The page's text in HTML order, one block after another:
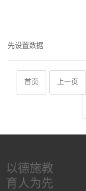
先设置数据
首页 上一页
以德施教
育人为先